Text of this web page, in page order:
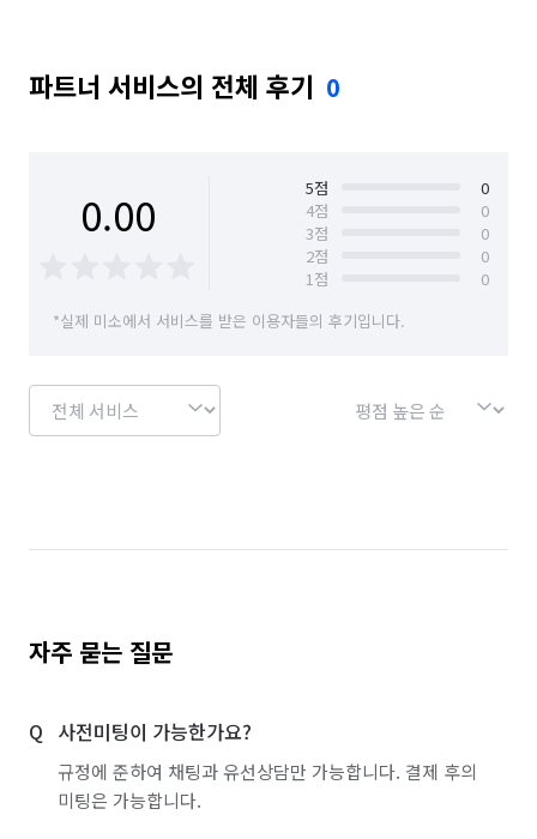
파트너 서비스의 전체 후기 0
0.00 5점
0
4점
0
3점
0
2점
0
1점
0
*실제 미소에서 서비스를 받은 이용자들의 후기입니다.
자주 묻는 질문
사전미팅이 가능한가요?
규정에 준하여 채팅과 유선상담만 가능합니다. 결제 후의
미팅은 가능합니다.